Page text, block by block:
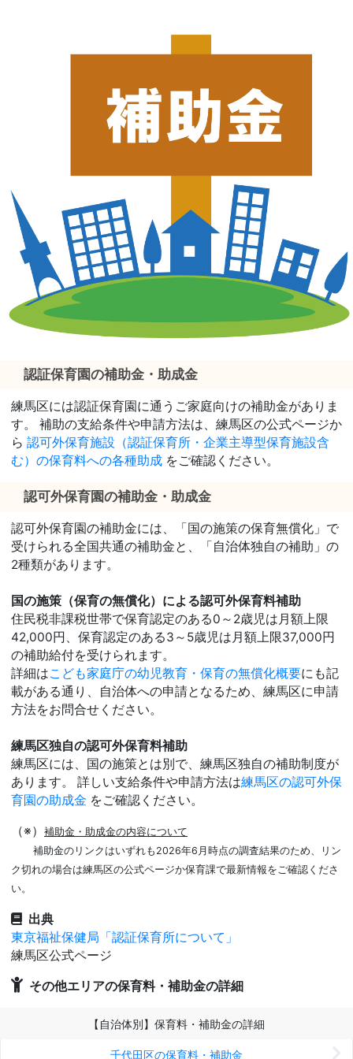
認証保育園の補助金・助成金
練馬区には認証保育園に通うご家庭向けの補助金がありま
す。 補助の支給条件や申請方法は、練馬区の公式ページか
ら 認可外保育施設（認証保育所・企業主導型保育施設含
む）の保育料への各種助成 をご確認ください。
認可外保育園の補助金・助成金
認可外保育園の補助金には、「国の施策の保育無償化」で
受けられる全国共通の補助金と、「自治体独自の補助」の
2種類があります。
国の施策（保育の無償化）による認可外保育料補助
住民税非課税世帯で保育認定のある0～2歳児は月額上限
42,000円、保育認定のある3～5歳児は月額上限37,000円
の補助給付を受けられます。
詳細はこども家庭庁の幼児教育・保育の無償化概要にも記
載がある通り、自治体への申請となるため、練馬区に申請
方法をお問合せください。
練馬区独自の認可外保育料補助
練馬区には、国の施策とは別で、練馬区独自の補助制度が
あります。 詳しい支給条件や申請方法は練馬区の認可外保
育園の助成金 をご確認ください。
（※）
補助金・助成金の内容について
補助金のリンクはいずれも2026年6月時点の調査結果のため、リン
ク切れの場合は練馬区の公式ページか保育課で最新情報をご確認くださ
い。
出典
東京福祉保健局「認証保育所について」
練馬区公式ページ
その他エリアの保育料・補助金の詳細
【自治体別】保育料・補助金の詳細
千代田区の保育料・補助金